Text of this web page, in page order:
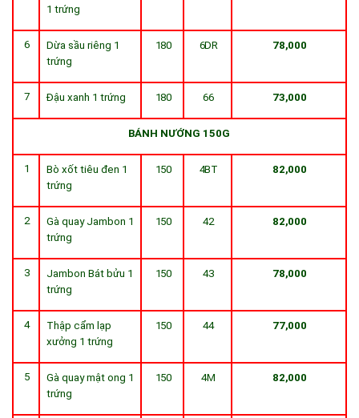
1 trứng
6
Dừa sầu riêng 1
trứng
180 6DR 78,000
7 Đậu xanh 1 trứng 180 66 73,000
BÁNH NƯỚNG 150G
1
Bò xốt tiêu đen 1
trứng
150 4BT 82,000
2
Gà quay Jambon 1
trứng
150 42 82,000
3
Jambon Bát bửu 1
trứng
150 43 78,000
4
Thập cẩm lạp
xưởng 1 trứng
150 44 77,000
5
Gà quay mật ong 1
trứng
150 4M 82,000